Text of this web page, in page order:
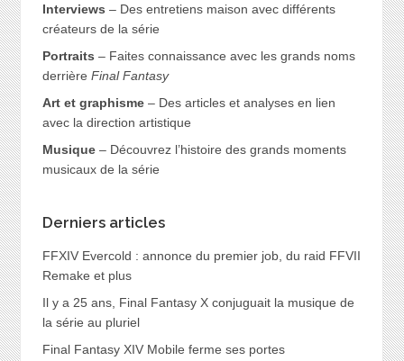
Interviews – Des entretiens maison avec différents
créateurs de la série
Portraits – Faites connaissance avec les grands noms
derrière Final Fantasy
Art et graphisme– Des articles et analyses en lien
avec la direction artistique
Musique– Découvrez l’histoire des grands moments
musicaux de la série
Derniers articles
FFXIV Evercold : annonce du premier job, du raid FFVII
Remake et plus
Il y a 25 ans, Final Fantasy X conjuguait la musique de
la série au pluriel
Final Fantasy XIV Mobile ferme ses portes